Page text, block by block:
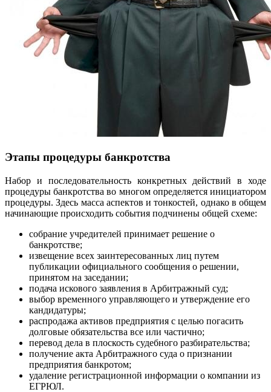
Этапы процедуры банкротства
Набор и последовательность конкретных действий в ходе
процедуры банкротства во многом определяется инициатором
процедуры. Здесь масса аспектов и тонкостей, однако в общем
начинающие происходить события подчинены общей схеме:
собрание учредителей принимает решение о
банкротстве;
извещение всех заинтересованных лиц путем
публикации официального сообщения о решении,
принятом на заседании;
подача искового заявления в Арбитражный суд;
выбор временного управляющего и утверждение его
кандидатуры;
распродажа активов предприятия с целью погасить
долговые обязательства все или частично;
перевод дела в плоскость судебного разбирательства;
получение акта Арбитражного суда о признании
предприятия банкротом;
удаление регистрационной информации о компании из
ЕГРЮЛ.